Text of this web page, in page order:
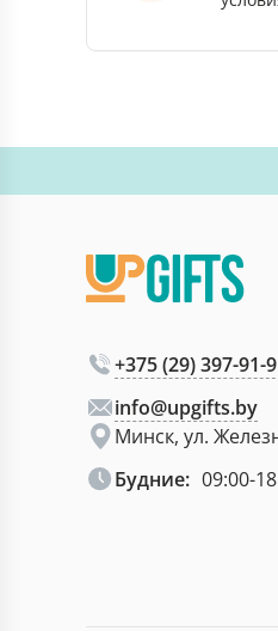
+375 (29) 397-91-
info@upgifts.by
Минск, ул.
Будние: 09:00-